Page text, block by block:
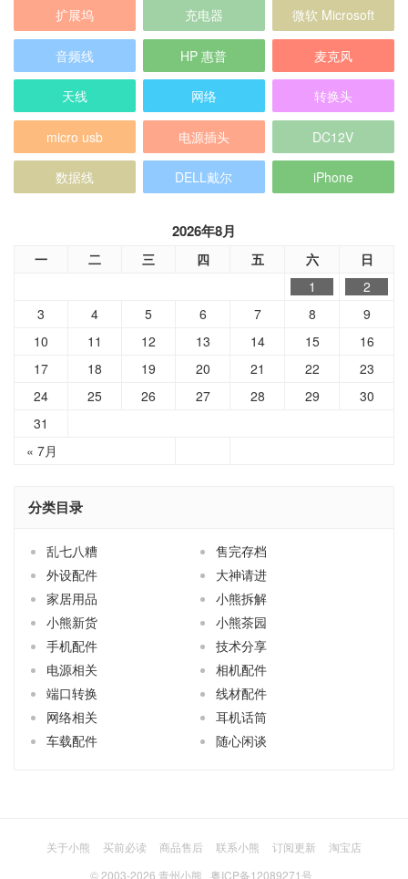
扩展坞 充电器 微软 Microsoft
音频线 HP 惠普 麦克风
天线 网络 转换头
micro usb 电源插头 DC12V
数据线 DELL戴尔 iPhone
2026年8月
一 二 三 四 五 六 日
« 7月
1
2
3
4 5 6 7 8
9
10
11 12 13 14 15
16
17
18 19 20 21 22
23
24
25 26 27 28 29
30
31
分类目录
乱七八糟
售完存档
外设配件
大神请进
家居用品
小熊拆解
小熊新货
小熊茶园
手机配件
技术分享
电源相关
相机配件
端口转换
线材配件
网络相关
耳机话筒
车载配件
随心闲谈
关于小熊 买前必读 商品售后 联系小熊 订阅更新
淘宝店
© 2003-2026 青州小熊 粤ICP备12089271号